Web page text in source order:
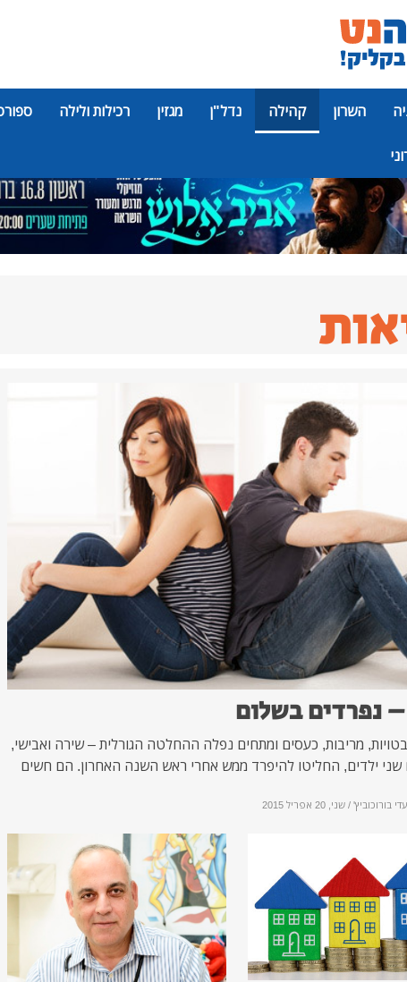
השרון קהילה נדל"ן מגזין רכילות ולילה
– נפרדים בשלום
מריבות, כעסים ומתחים נפלה ההחלטה הגורלית – שירה ואבישי,
שני ילדים, החליטו להיפרד ממש אחרי ראש השנה האחרון. הם חשים
בורוכוביץ' / שני, 20 אפריל 2015